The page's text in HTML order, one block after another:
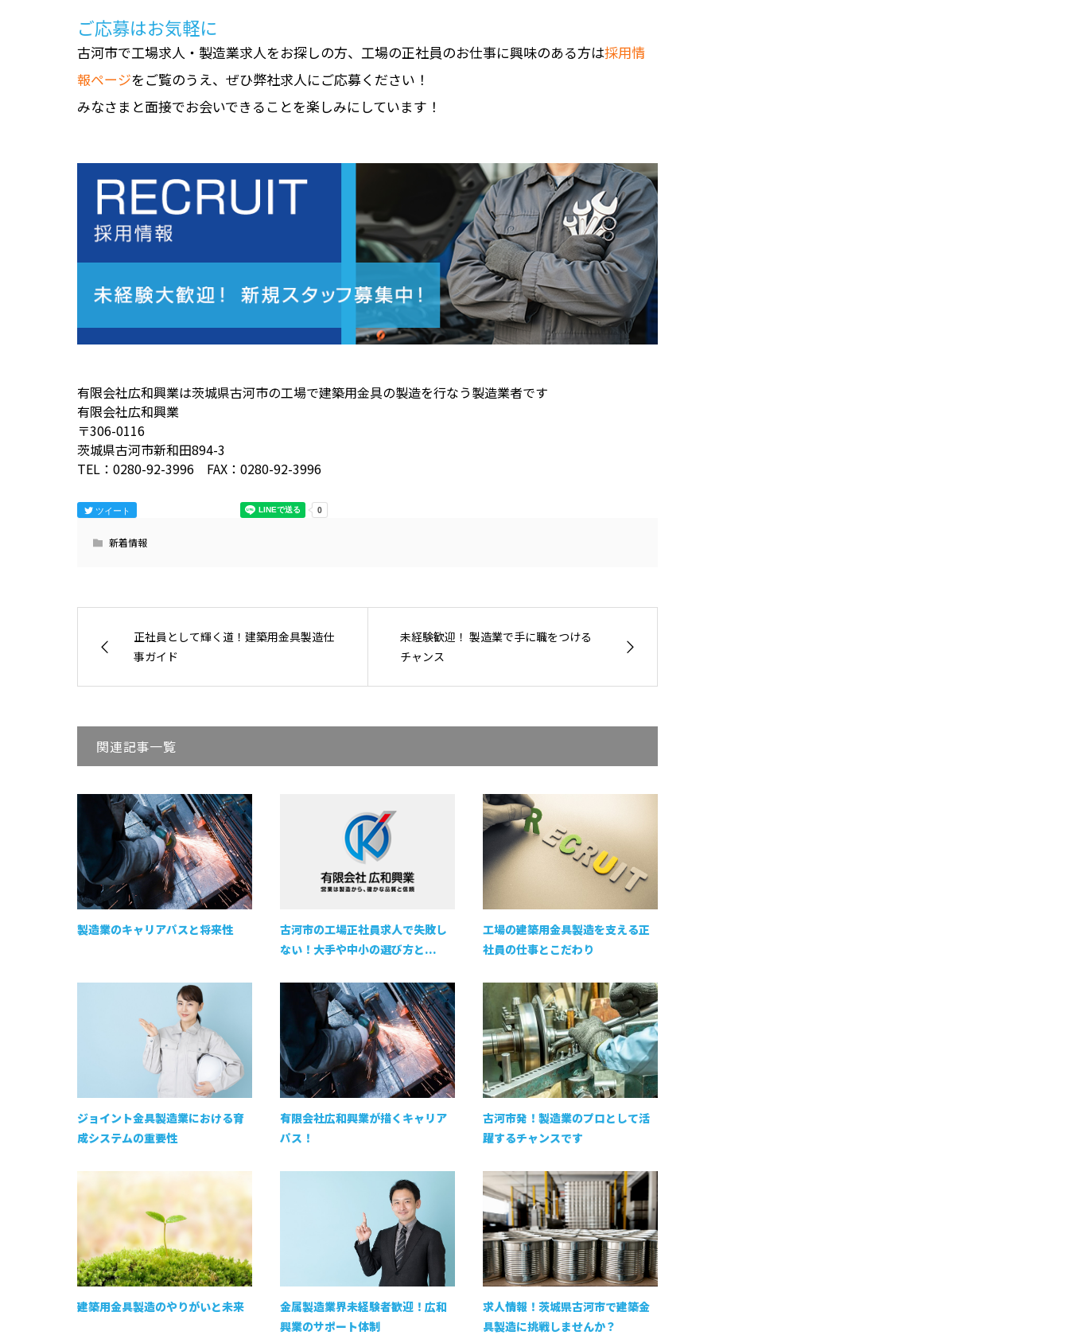
ご応募はお気軽に
古河市で工場求人・製造業求人をお探しの方、工場の正社員のお仕事に興味のある方は採用情
報ページをご覧のうえ、ぜひ弊社求人にご応募ください！
みなさまと面接でお会いできることを楽しみにしています！
有限会社広和興業は茨城県古河市の工場で建築用金具の製造を行なう製造業者です
有限会社広和興業
〒306-0116
茨城県古河市新和田894-3
TEL：0280-92-3996 FAX：0280-92-3996
ツイート
新着情報
正社員として輝く道！建築用金具製造仕
事ガイド
未経験歓迎！ 製造業で手に職をつける
チャンス
関連記事一覧
製造業のキャリアパスと将来性
古河市の工場正社員求人で失敗し
ない！大手や中小の選び方と...
工場の建築用金具製造を支える正
社員の仕事とこだわり
ジョイント金具製造業における育
成システムの重要性
有限会社広和興業が描くキャリア
パス！
古河市発！製造業のプロとして活
躍するチャンスです
建築用金具製造のやりがいと未来
金属製造業界未経験者歓迎！広和
興業のサポート体制
求人情報！茨城県古河市で建築金
具製造に挑戦しませんか？